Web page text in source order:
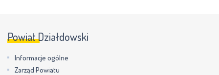
Powiat Działdowski
Informacje ogólne
Zarząd Powiatu